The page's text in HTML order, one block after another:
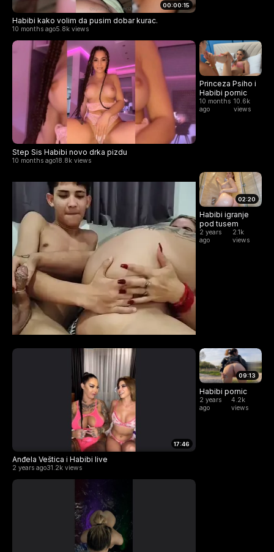
00:00:15
Habibi kako volim da pusim dobar kurac.
10 months ago5.8k views
Step Sis Habibi novo drka pizdu
10 months ago18.8k views
Princeza Psiho i
Habibi pornic
10 months
ago
10.6k
views
02:20
Habibi igranje
pod tusem
2 years
ago
2.1k
views
17:46
Anđela Veštica i Habibi live
2 years ago31.2k views
09:13
Habibi pornic
2 years
ago
4.2k
views